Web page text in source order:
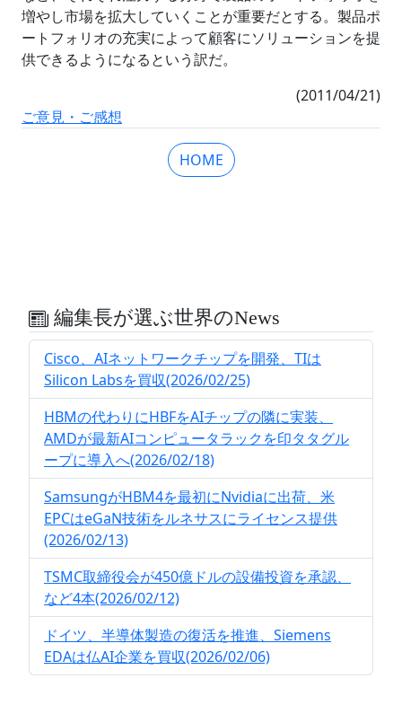
増やし市場を拡大していくことが重要だとする。製品ポ
ートフォリオの充実によって顧客にソリューションを提
供できるようになるという訳だ。
(2011/04/21)
ご意見・ご感想
HOME
編集長が選ぶ世界のNews
Cisco、AIネットワークチップを開発、TIは
Silicon Labsを買収(2026/02/25)
HBMの代わりにHBFをAIチップの隣に実装、
AMDが最新AIコンピュータラックを印タタグル
ープに導入へ(2026/02/18)
SamsungがHBM4を最初にNvidiaに出荷、米
EPCはeGaN技術をルネサスにライセンス提供
(2026/02/13)
TSMC取締役会が450億ドルの設備投資を承認、
など4本(2026/02/12)
ドイツ、半導体製造の復活を推進、Siemens
EDAは仏AI企業を買収(2026/02/06)